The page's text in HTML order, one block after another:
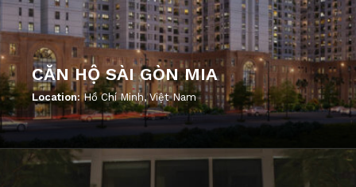
CĂN HỘ SÀI GÒN MIA
Location: Hồ Chí Minh, Việt Nam